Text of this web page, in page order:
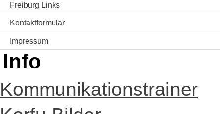
Freiburg Links
Kontaktformular
Impressum
Info
Kommunikationstrainer